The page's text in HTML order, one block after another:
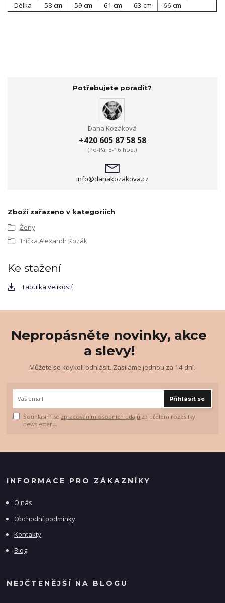
Délka
58 cm 59 cm 61 cm 63 cm 66 cm
Potřebujete poradit?
Dana Kozáková
+420 605 87 58 58
(Po-Pá, 8-16 hod.)
info@danakozakova.cz
Zboží zařazeno v kategoriích
Ženy
Trička Alexandr Kozák
Ke stažení
Tabulka velikostí
Nepropásněte novinky, akce
a slevy!
Můžete se kdykoli odhlásit. Zasíláme jednou za 14 dní.
Přihlásit se
Souhlasím se zpracováním osobních údajů za účelem rozesílky
newsletteru.
INFORMACE PRO ZÁKAZNÍKY
O nás
Obchodní podmínky
Kontakty
Blog
NEJČTENĚJŠÍ NA BLOGU